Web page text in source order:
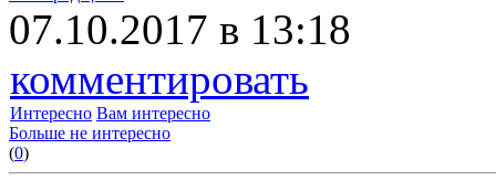
07.10.2017 в 13:18
комментировать
Интересно Вам интересно
Больше не интересно
(0)